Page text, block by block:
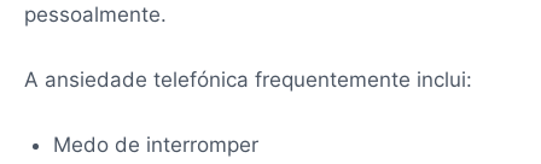
pessoalmente.
A ansiedade telefónica frequentemente inclui:
Medo de interromper